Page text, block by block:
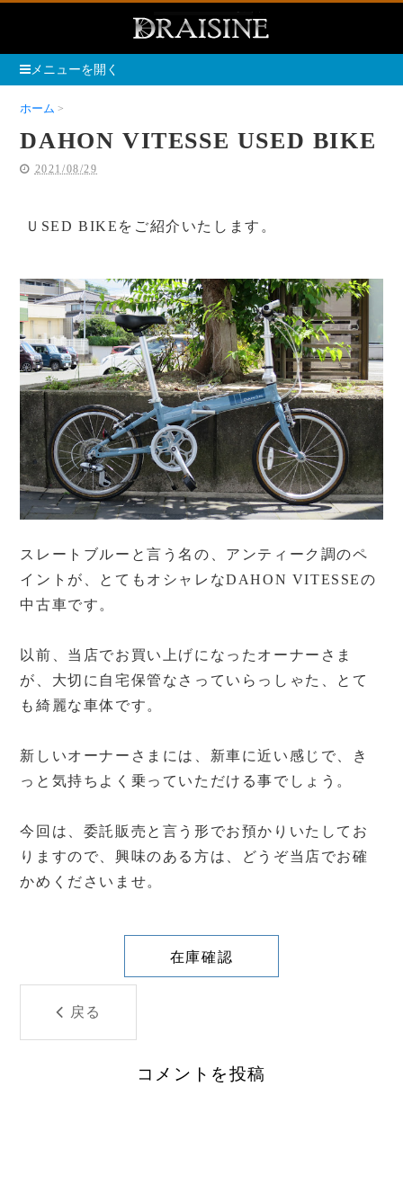
メニューを開く
ホーム
DAHON VITESSE USED BIKE
2021/08/29
ＵSED BIKEをご紹介いたします。
スレートブルーと言う名の、アンティーク調のペ
イントが、とてもオシャレなDAHON VITESSEの
中古車です。
以前、当店でお買い上げになったオーナーさま
が、大切に自宅保管なさっていらっしゃた、とて
も綺麗な車体です。
新しいオーナーさまには、新車に近い感じで、き
っと気持ちよく乗っていただける事でしょう。
今回は、委託販売と言う形でお預かりいたしてお
りますので、興味のある方は、どうぞ当店でお確
かめくださいませ。
在庫確認
戻る
コメントを投稿